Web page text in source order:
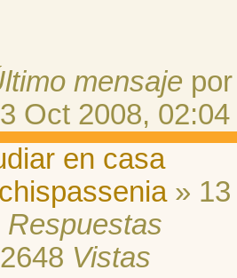
mensaje
Oct 2008, 02:04
en casa
chispassenia» 13
Respuestas
Vistas